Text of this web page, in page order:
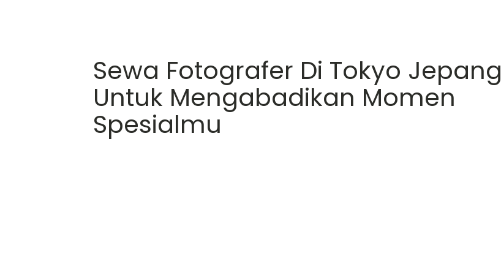
Sewa Fotografer Di Tokyo Jepang
Untuk Mengabadikan Momen
Spesialmu